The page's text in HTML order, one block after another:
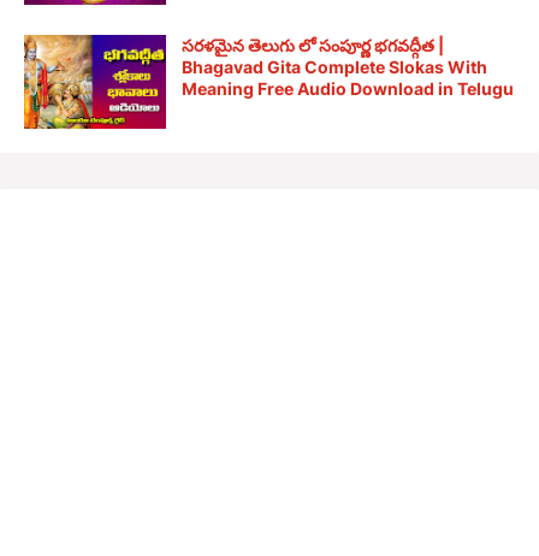
సరళమైన తెలుగు లో సంపూర్ణ భగవద్గీత |
Bhagavad Gita Complete Slokas With
Meaning Free Audio Download in Telugu